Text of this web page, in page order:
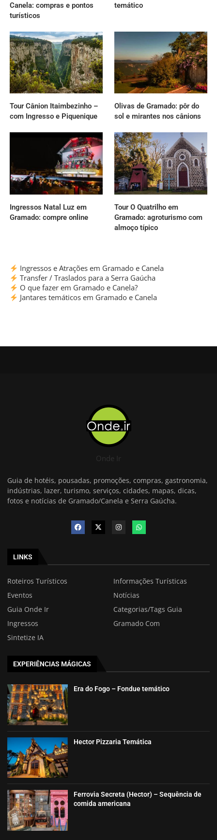
Canela: compras e pontos
turísticos
temático
Tour Cânion Itaimbezinho –
com Ingresso e Piquenique
Olivas de Gramado: pôr do
sol e mirantes nos cânions
Ingressos Natal Luz em
Gramado: compre online
Tour O Quatrilho em
Gramado: agroturismo com
almoço típico
Ingressos e Atrações em Gramado e Canela
Transfer / Traslados para a Serra Gaúcha
O que fazer em Gramado e Canela?
Jantares temáticos em Gramado e Canela
Onde Ir
Guia de hotéis, pousadas, promoções, compras, gastronomia,
indústrias, lazer, turismo, serviços, cidades, mapas, dicas,
fotos e notícias de Gramado/Canela e Serra Gaúcha.
LINKS
Roteiros Turísticos
Informações Turísticas
Eventos
Notícias
Guia Onde Ir
Categorias/Tags Guia
Ingressos
Gramado Com
Sintetize IA
EXPERIÊNCIAS MÁGICAS
Era do Fogo – Fondue temático
Hector Pizzaria Temática
Ferrovia Secreta (Hector) – Sequência de
comida americana